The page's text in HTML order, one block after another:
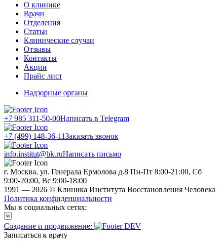
О клинике
Врачи
Отделения
Статьи
Клинические случаи
Отзывы
Контакты
Акции
Прайс лист
Надзорные органы
+7 985 311-50-00Написать в Telegram
+7 (499) 148-36-11Заказать звонок
info.institut@bk.ruНаписать письмо
г. Москва, ул. Генерала Ермолова д.8 Пн-Пт 8:00-21:00, Сб
9:00-20:00, Вс 9:00-18:00
1991 — 2026 © Клиника Института Восстановления Человека
Политика конфиденциальности
Мы в социальных сетях:
Создание и продвижение:
Записаться к врачу